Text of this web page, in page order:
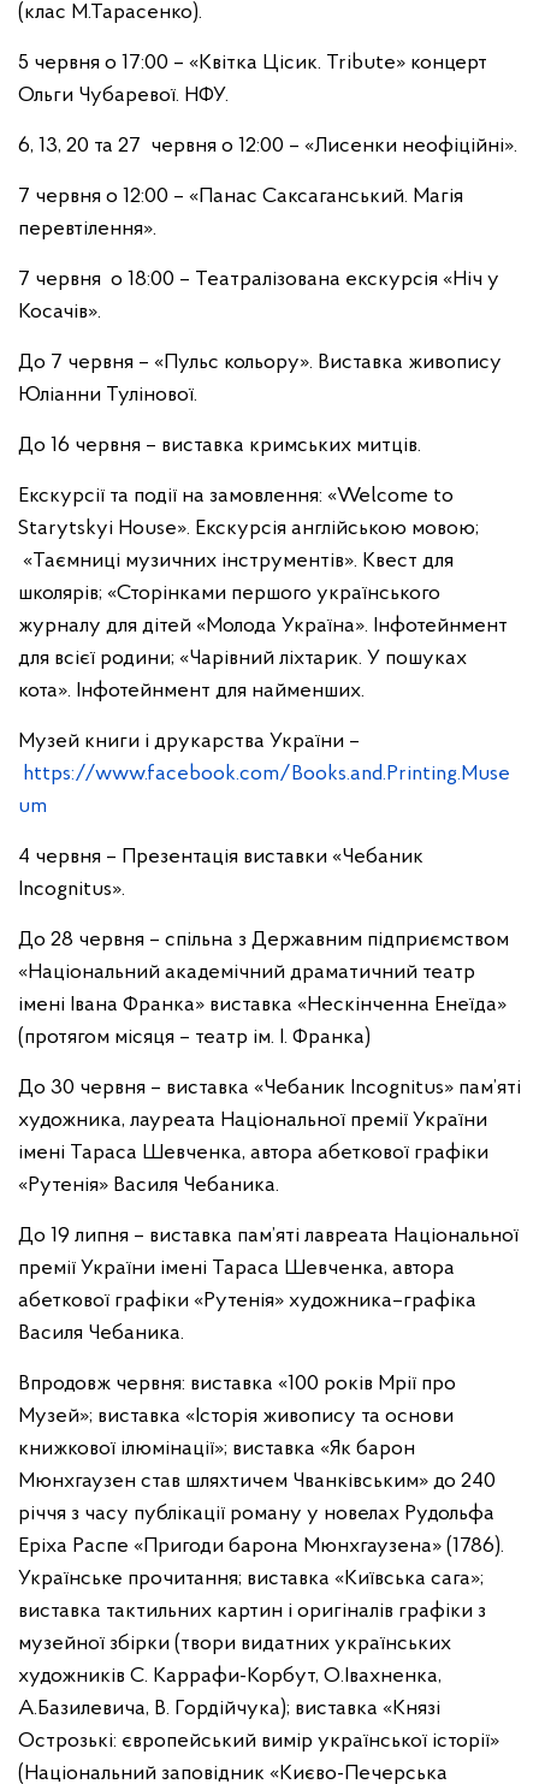
(клас М.Тарасенко).
5 червня о 17:00 – «Квітка Цісик. Tribute» концерт
Ольги Чубаревої. НФУ.
6, 13, 20 та 27 червня о 12:00 – «Лисенки неофіційні».
7 червня о 12:00 – «Панас Саксаганський. Магія
перевтілення».
7 червня о 18:00 – Театралізована екскурсія «Ніч у
Косачів».
До 7 червня – «Пульс кольору». Виставка живопису
Юліанни Тулінової.
До 16 червня – виставка кримських митців.
Екскурсії та події на замовлення: «Welcome to
Starytskyi House». Екскурсія англійською мовою;
«Таємниці музичних інструментів». Квест для
школярів; «Сторінками першого українського
журналу для дітей «Молода Україна». Інфотейнмент
для всієї родини; «Чарівний ліхтарик. У пошуках
кота». Інфотейнмент для найменших.
Музей книги і друкарства України –
https://www.facebook.com/Books.and.Printing.Muse
um
4 червня – Презентація виставки «Чебаник
Incognitus».
До 28 червня – спільна з Державним підприємством
«Національний академічний драматичний театр
імені Івана Франка» виставка «Нескінченна Енеїда»
(протягом місяця – театр ім. І. Франка)
До 30 червня – виставка «Чебаник Incognitus» пам’яті
художника, лауреата Національної премії України
імені Тараса Шевченка, автора абеткової графіки
«Рутенія» Василя Чебаника.
До 19 липня – виставка пам’яті лавреата Національної
премії України імені Тараса Шевченка, автора
абеткової графіки «Рутенія» художника–графіка
Василя Чебаника.
Впродовж червня: виставка «100 років Мрії про
Музей»; виставка «Історія живопису та основи
книжкової ілюмінації»; виставка «Як барон
Мюнхгаузен став шляхтичем Чванківським» до 240
річчя з часу публікації роману у новелах Рудольфа
Еріха Распе «Пригоди барона Мюнхгаузена» (1786).
Українське прочитання; виставка «Київська сага»;
виставка тактильних картин і оригіналів графіки з
музейної збірки (твори видатних українських
художників С. Каррафи-Корбут, О.Івахненка,
А.Базилевича, В. Гордійчука); виставка «Князі
Острозькі: європейський вимір української історії»
(Національний заповідник «Києво-Печерська